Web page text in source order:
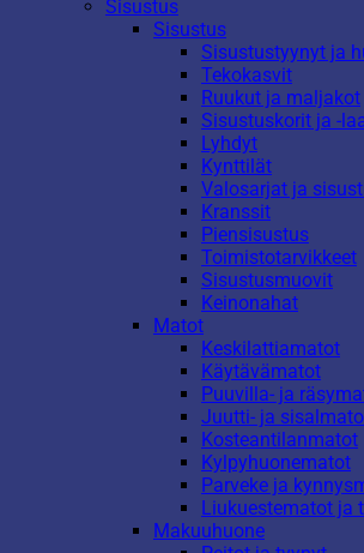
Sisustus
Sisustus
Sisustustyynyt ja
Tekokasvit
Ruukut ja maljakot
Sisustuskorit ja -
Lyhdyt
Kynttilät
Valosarjat ja
Kranssit
Piensisustus
Toimistotarvikkeet
Sisustusmuovit
Keinonahat
Matot
Keskilattiamatot
Käytävämatot
Puuvilla- ja
Juutti- ja
Kosteantilanmatot
Kylpyhuonematot
Parveke ja
Liukuestematot ja
Makuuhuone